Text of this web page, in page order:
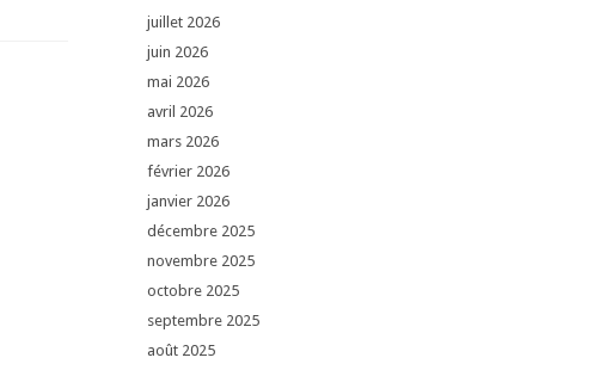
juillet 2026
juin 2026
mai 2026
avril 2026
mars 2026
février 2026
janvier 2026
décembre 2025
novembre 2025
octobre 2025
septembre 2025
août 2025